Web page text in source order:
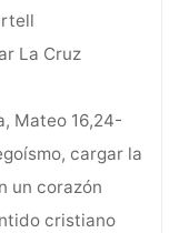
La Cruz
Mateo 16,24-
cargar la
un corazón
cristiano